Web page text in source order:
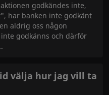
godkändes inte,
har banken inte godkänt
aldrig oss någon
godkänns och därför
välja hur jag vill ta